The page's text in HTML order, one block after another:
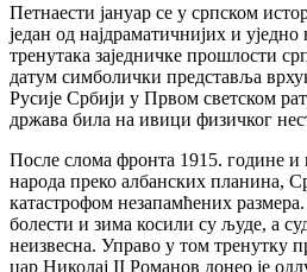
Петнаести јануар се у српском
један од најдраматичнијих и уједно
тренутака заједничке прошлости
датум симболички представља
Русије Србији у Првом светском
држава била на ивици физичког
После слома фронта 1915. године и
народа преко албанских планина,
катастрофом незапамћених
болести и зима косили су људе, а
неизвесна. Управо у том тренутку
цар Николај II Романов донео је